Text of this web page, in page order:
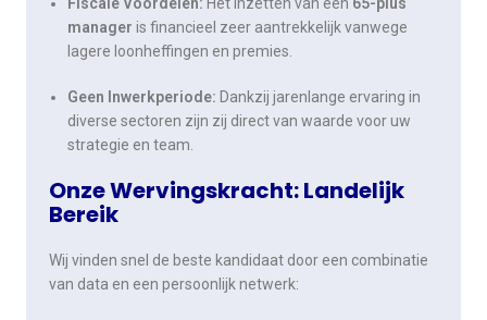
Fiscale Voordelen: Het inzetten van een 65-plus
manager is financieel zeer aantrekkelijk vanwege
lagere loonheffingen en premies.
Geen Inwerkperiode: Dankzij jarenlange ervaring in
diverse sectoren zijn zij direct van waarde voor uw
strategie en team.
Onze Wervingskracht: Landelijk
Bereik
Wij vinden snel de beste kandidaat door een combinatie
van data en een persoonlijk netwerk: